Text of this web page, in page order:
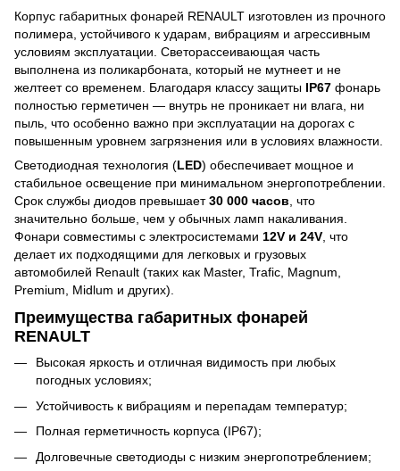
Корпус габаритных фонарей RENAULT изготовлен из прочного
полимера, устойчивого к ударам, вибрациям и агрессивным
условиям эксплуатации. Светорассеивающая часть
выполнена из поликарбоната, который не мутнеет и не
желтеет со временем. Благодаря классу защиты IP67 фонарь
полностью герметичен — внутрь не проникает ни влага, ни
пыль, что особенно важно при эксплуатации на дорогах с
повышенным уровнем загрязнения или в условиях влажности.
Светодиодная технология (LED) обеспечивает мощное и
стабильное освещение при минимальном энергопотреблении.
Срок службы диодов превышает30 000 часов , что
значительно больше, чем у обычных ламп накаливания.
Фонари совместимы с электросистемами 12V и 24V , что
делает их подходящими для легковых и грузовых
автомобилей Renault (таких как Master, Trafic, Magnum,
Premium, Midlum и других).
Преимущества габаритных фонарей
RENAULT
Высокая яркость и отличная видимость при любых
погодных условиях;
Устойчивость к вибрациям и перепадам температур;
Полная герметичность корпуса (IP67);
Долговечные светодиоды с низким энергопотреблением;